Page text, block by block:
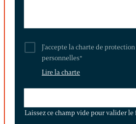
J'accepte la charte de
personnelles*
Lire la charte
CHAMP
Laissez ce champ vide pour valider